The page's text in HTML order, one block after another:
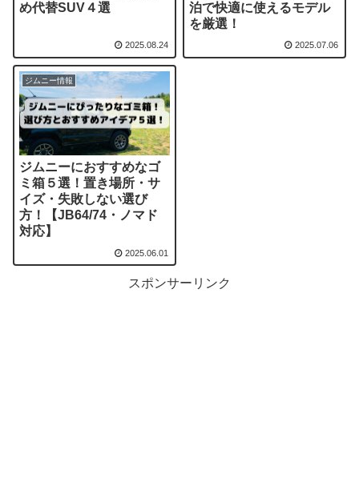
め代替SUV４選
2025.08.24
泊で快適に使えるモデル
を厳選！
2025.07.06
ジムニー情報
ジムニーにおすすめなゴ
ミ箱５選！置き場所・サ
イズ・失敗しない選び
方！【JB64/74・ノマド
対応】
2025.06.01
スポンサーリンク